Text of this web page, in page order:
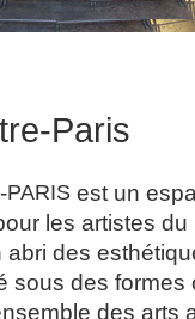
Paris
-PARIS est un
les artistes du
des
sous des formes
des arts